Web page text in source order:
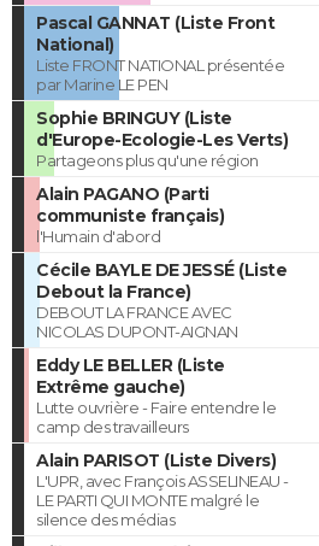
Pascal GANNAT (Liste Front
National)
Liste FRONT NATIONAL présentée
par Marine LE PEN
Sophie BRINGUY (Liste
d'Europe-Ecologie-Les Verts)
Partageons plus qu'une région
Alain PAGANO (Parti
communiste français)
l'Humain d'abord
Cécile BAYLE DE JESSÉ (Liste
Debout la France)
DEBOUT LA FRANCE AVEC
NICOLAS DUPONT-AIGNAN
Eddy LE BELLER (Liste
Extrême gauche)
Lutte ouvrière - Faire entendre le
camp des travailleurs
Alain PARISOT (Liste Divers)
L'UPR, avec François ASSELINEAU -
LE PARTI QUI MONTE malgré le
silence des médias